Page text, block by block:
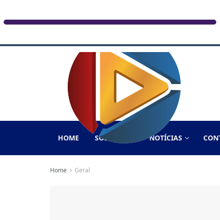
HOME SOBRE NÓS NOTÍCIAS
Home Geral